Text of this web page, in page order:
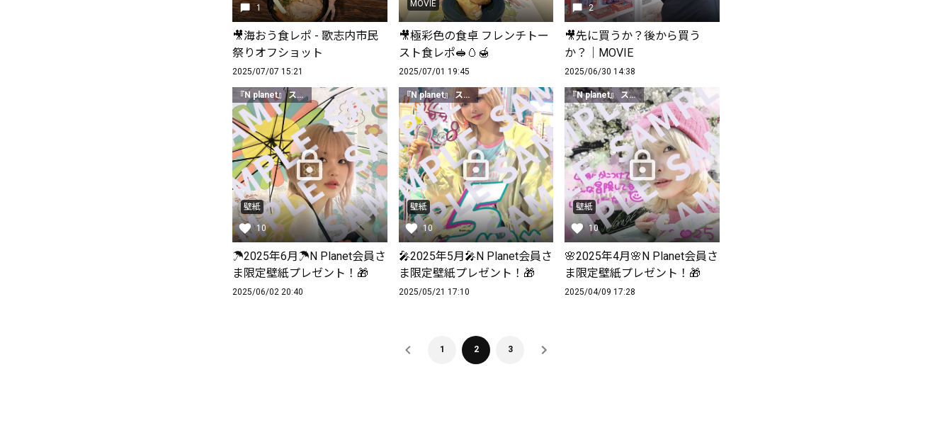
1
🎥海おう食レポ - 歌志内市民
祭りオフショット
2025/07/07 15:21
MOVIE
🎥極彩色の食卓 フレンチトー
スト食レポ🥪🥚🍯
2025/07/01 19:45
2
🎥先に買うか？後から買う
か？｜MOVIE
2025/06/30 14:38
『N planet』 スタンダードクラス以上
壁紙
10
☂️2025年6月☂️N Planet会員さ
ま限定壁紙プレゼント！🎁
2025/06/02 20:40
『N planet』 スタンダードクラス以上
壁紙
10
🎤2025年5月🎤N Planet会員さ
ま限定壁紙プレゼント！🎁
2025/05/21 17:10
『N planet』 スタンダードクラス以上
壁紙
10
🌸2025年4月🌸N Planet会員さ
ま限定壁紙プレゼント！🎁
2025/04/09 17:28
1 2 3